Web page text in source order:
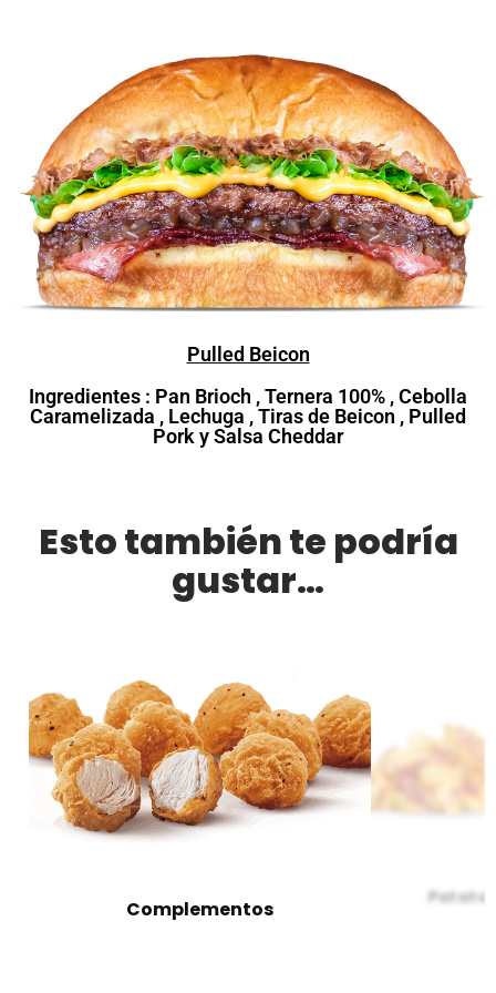
Pulled Beicon
Ingredientes : Pan Brioch , Ternera 100% , Cebolla
Caramelizada , Lechuga , Tiras de Beicon , Pulled
Pork y Salsa Cheddar
Esto también te podría
gustar…
Complementos